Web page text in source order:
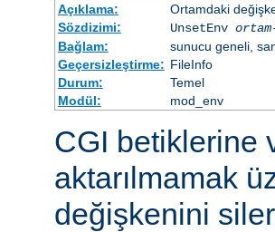
Açıklama:
Ortamdaki
Sözdizimi:
UnsetEnv
Bağlam:
sunucu geneli,
Geçersizleştirme: FileInfo
Durum:
Temel
Modül:
mod_env
CGI betiklerine
aktarılmamak
değişkenini